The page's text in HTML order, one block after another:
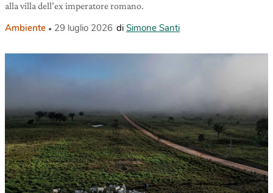
alla villa dell’ex imperatore romano.
Ambiente 29 luglio 2026 di Simone Santi